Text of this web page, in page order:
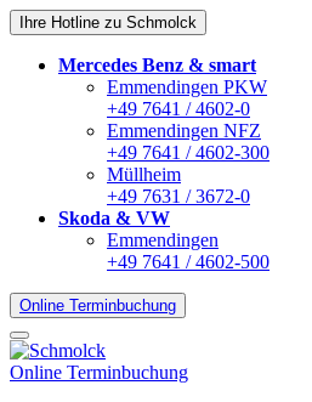
Ihre Hotline zu Schmolck
Mercedes Benz & smart
Emmendingen PKW
+49 7641 / 4602-0
Emmendingen NFZ
+49 7641 / 4602-300
Müllheim
+49 7631 / 3672-0
Skoda & VW
Emmendingen
+49 7641 / 4602-500
Online Terminbuchung
Online Terminbuchung